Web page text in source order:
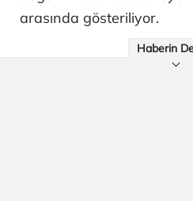
arasında gösteriliyor.
Haberin